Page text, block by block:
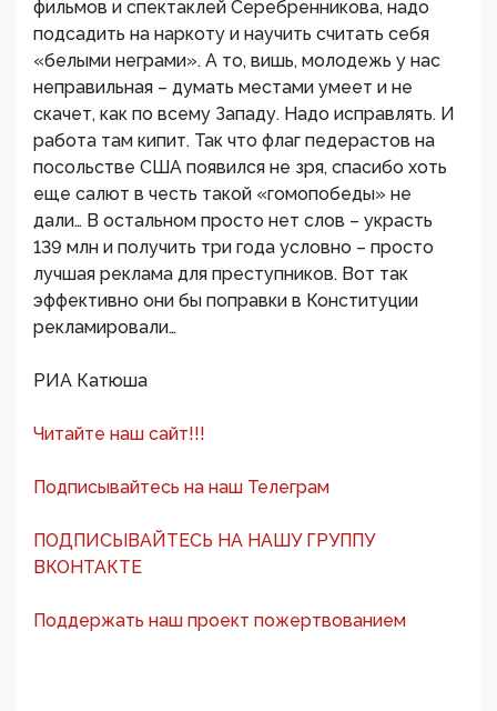
фильмов и спектаклей Серебренникова, надо
подсадить на наркоту и научить считать себя
«белыми неграми». А то, вишь, молодежь у нас
неправильная – думать местами умеет и не
скачет, как по всему Западу. Надо исправлять. И
работа там кипит. Так что флаг педерастов на
посольстве США появился не зря, спасибо хоть
еще салют в честь такой «гомопобеды» не
дали… В остальном просто нет слов – украсть
139 млн и получить три года условно – просто
лучшая реклама для преступников. Вот так
эффективно они бы поправки в Конституции
рекламировали…
РИА Катюша
Читайте наш сайт!!!
Подписывайтесь на наш Телеграм
ПОДПИСЫВАЙТЕСЬ НА НАШУ ГРУППУ
ВКОНТАКТЕ
Поддержать наш проект пожертвованием